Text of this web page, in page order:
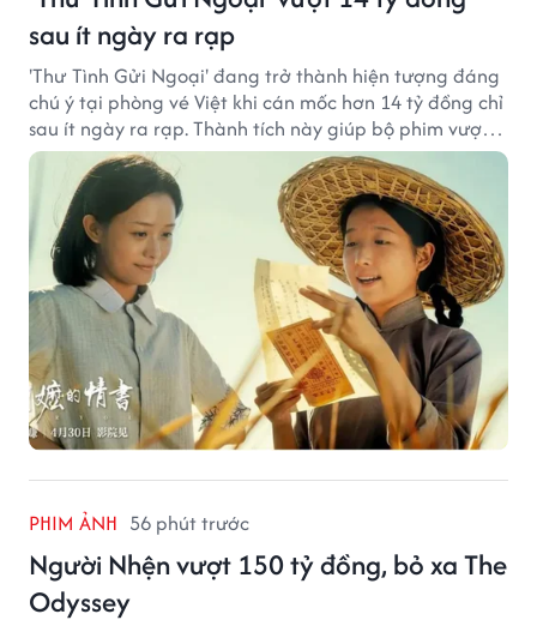
sau ít ngày ra rạp
'Thư Tình Gửi Ngoại' đang trở thành hiện tượng đáng
chú ý tại phòng vé Việt khi cán mốc hơn 14 tỷ đồng chỉ
sau ít ngày ra rạp. Thành tích này giúp bộ phim vượt
kỳ vọng ban đầu và duy trì sức hút giữa cuộc cạnh
tranh của nhiều tác phẩm lớn.
PHIM ẢNH 56 phút trước
Người Nhện vượt 150 tỷ đồng, bỏ xa The
Odyssey